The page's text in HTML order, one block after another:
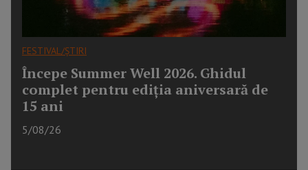
FESTIVAL/ȘTIRI
Începe Summer Well 2026. Ghidul
complet pentru ediția aniversară de
15 ani
5/08/26